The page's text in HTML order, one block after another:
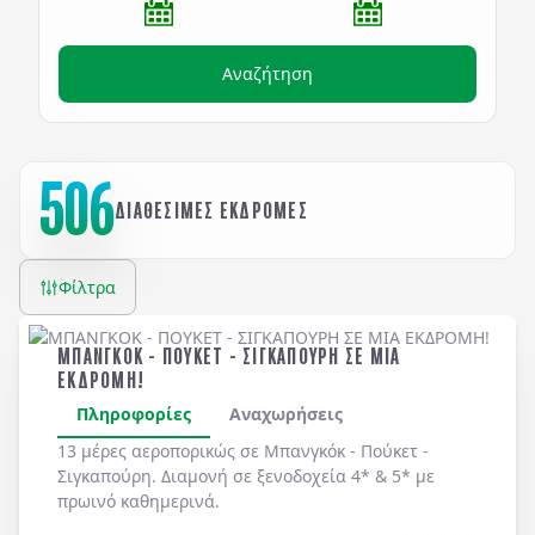
Αναζήτηση
506ΔΙΑΘΕΣΙΜΕΣ ΕΚΔΡΟΜΕΣ
Φίλτρα
ΜΠΑΝΓΚΟΚ - ΠΟΥΚΕΤ - ΣΙΓΚΑΠΟΥΡΗ ΣΕ ΜΙΑ
ΕΚΔΡΟΜΗ!
Πληροφορίες
Αναχωρήσεις
13 μέρες αεροπορικώς σε Μπανγκόκ - Πούκετ -
Σιγκαπούρη. Διαμονή σε ξενοδοχεία 4* & 5* με
πρωινό καθημερινά.